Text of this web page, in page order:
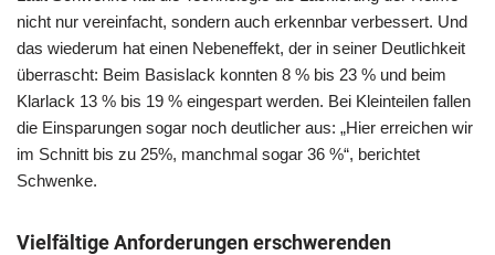
nicht nur vereinfacht, sondern auch erkennbar verbessert. Und
das wiederum hat einen Nebeneffekt, der in seiner Deutlichkeit
überrascht: Beim Basislack konnten 8 % bis 23 % und beim
Klarlack 13 % bis 19 % eingespart werden. Bei Kleinteilen fallen
die Einsparungen sogar noch deutlicher aus: „Hier erreichen wir
im Schnitt bis zu 25%, manchmal sogar 36 %“, berichtet
Schwenke.
Vielfältige Anforderungen erschwerenden